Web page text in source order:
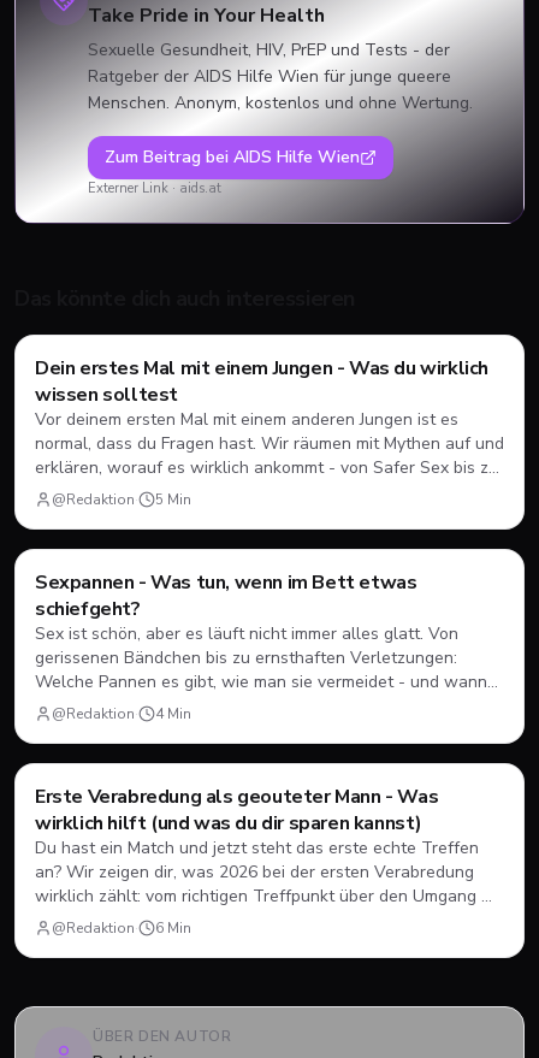
Take Pride in Your Health
Sexuelle Gesundheit, HIV, PrEP und Tests - der
Ratgeber der AIDS Hilfe Wien für junge queere
Menschen. Anonym, kostenlos und ohne Wertung.
Zum Beitrag bei AIDS Hilfe Wien
Externer Link · aids.at
Style & Body
Dein erstes Mal mit einem Jungen - Was du wirklich
wissen solltest
Vor deinem ersten Mal mit einem anderen Jungen ist es
normal, dass du Fragen hast. Wir räumen mit Mythen auf und
erklären, worauf es wirklich ankommt - von Safer Sex bis zur
Frage, ob Analsex überhaupt dazu gehören muss.
@Redaktion· 5 Min
Style & Body
Sexpannen - Was tun, wenn im Bett etwas
schiefgeht?
Sex ist schön, aber es läuft nicht immer alles glatt. Von
gerissenen Bändchen bis zu ernsthaften Verletzungen:
Welche Pannen es gibt, wie man sie vermeidet - und wann
du wirklich sofort zum Arzt musst.
@Redaktion· 4Min
💘Dating
Erste Verabredung als geouteter Mann - Was
wirklich hilft (und was du dir sparen kannst)
Du hast ein Match und jetzt steht das erste echte Treffen
an? Wir zeigen dir, was 2026 bei der ersten Verabredung
wirklich zählt: vom richtigen Treffpunkt über den Umgang mit
Erwartungen bis zur Frage, wann es okay ist zu gehen.
@Redaktion· 6 Min
ÜBER DEN AUTOR